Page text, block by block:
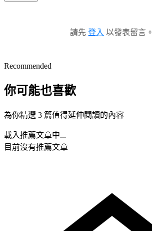
請先 登入 以發表留言。
Recommended
你可能也喜歡
為你精選 3 篇值得延伸閱讀的內容
載入推薦文章中...
目前沒有推薦文章